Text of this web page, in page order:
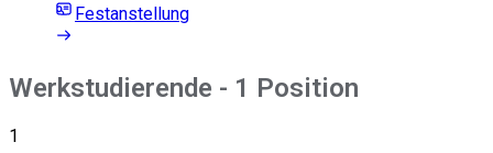
Festanstellung
Werkstudierende - 1 Position
1